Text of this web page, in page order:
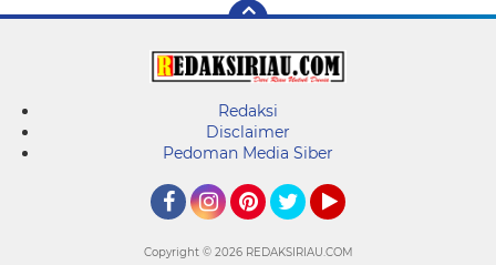
Redaksi
Disclaimer
Pedoman Media Siber
Copyright © 2026 REDAKSIRIAU.COM